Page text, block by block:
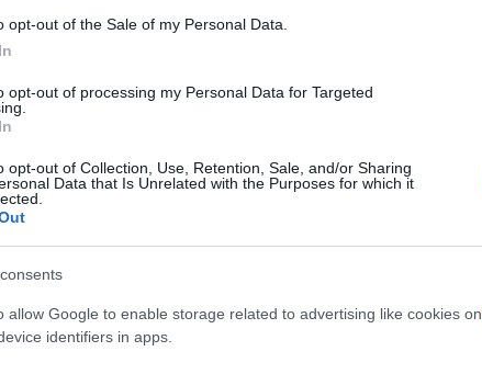
opt-out of the Sale of my Personal Data.
opt-out of processing my Personal Data for Targeted
opt-out of Collection, Use, Retention, Sale, and/or Sharing
Data that Is Unrelated with the Purposes for which it
allow Google to enable storage related to advertising like cookies on
identifiers in apps.
riconoscibile per la suaforma esagonale,
ma anche unpezzo di design. La sua
chi ama osare con il proprio stile. Ma non è
caratterizzato da una lavorazione arrotolata e
che la rende ancora più speciale. È un
che riesce a combinare bellezza e praticità.